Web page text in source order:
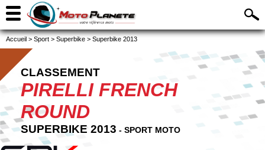
Accueil > Sport > Superbike > Superbike 2013
CLASSEMENT
PIRELLI FRENCH
ROUND
SUPERBIKE 2013 - SPORT MOTO